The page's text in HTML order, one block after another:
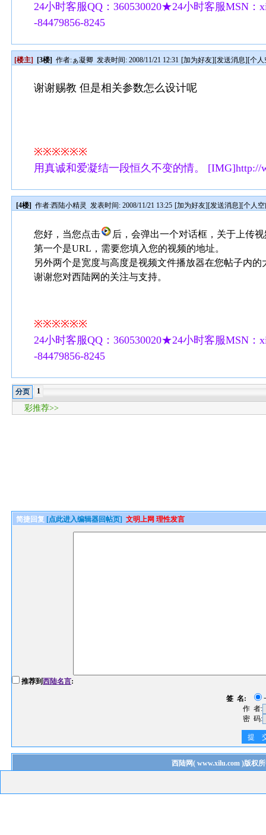
24小时客服QQ：360530020★24小时客服MSN
-84479856-8245
[楼主] [3楼] 作者:ぁ凝卿 发表时间: 2008/11/21 12:31 [加为好友][发送消息][个人
谢谢赐教 但是相关参数怎么设计呢
※※※※※※
用真诚和爱凝结一段恒久不变的情。 [IMG]http://
[4楼] 作者:西陆小精灵 发表时间: 2008/11/21 13:25 [加为好友][发送消息][个人
您好，当您点击
后，会弹出一个对话框，关于上传
第一个是URL，需要您填入您的视频的地址。
另外两个是宽度与高度是视频文件播放器在您帖子内
谢谢您对西陆网的关注与支持。
※※※※※※
24小时客服QQ：360530020★24小时客服MSN
-84479856-8245
分页 1
彩推荐>>
简捷回复 [点此进入编辑器回帖页] 文明上网 理性发言
推荐到西陆名言:
签 名:
作 者:
密 码:
提
西陆网( www.xilu.com)版权